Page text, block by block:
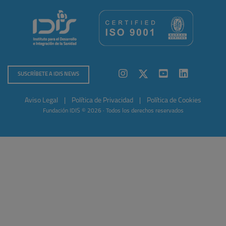
SUSCRÍBETE A IDIS NEWS
Aviso Legal Política de Privacidad Política de Cookies
Fundación IDIS © 2026 · Todos los derechos reservados